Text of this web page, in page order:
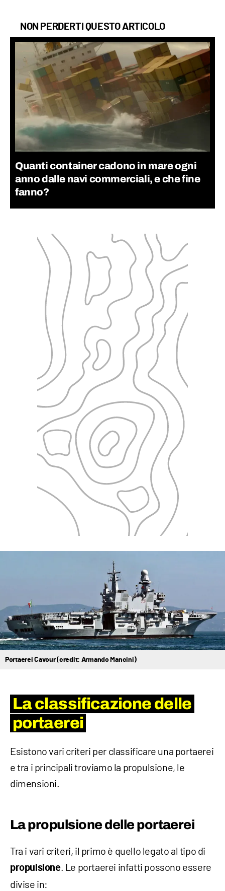
NON PERDERTI QUESTO ARTICOLO
Quanti container cadono in mare ogni
anno dalle navi commerciali, e che fine
fanno?
Portaerei Cavour (credit: Armando Mancini)
La classificazione delle
portaerei
Esistono vari criteri per classificare una portaerei
e tra i principali troviamo la propulsione, le
dimensioni.
La propulsione delle portaerei
Tra i vari criteri, il primo è quello legato al tipo di
propulsione. Le portaerei infatti possono essere
divise in: